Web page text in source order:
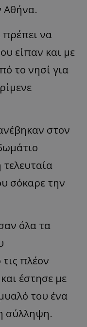
Αθήνα.
πρέπει να
είπαν και με
το νησί για
στον
σόκαρε την
όλα τα
πλέον
έστησε με
του ένα
σύλληψη.